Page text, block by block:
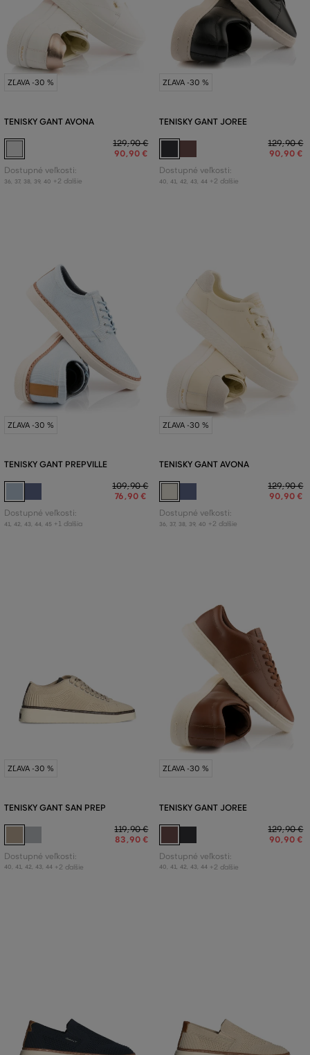
ZĽAVA -30 %
TENISKY GANT AVONA
129,90 €
90,90 €
Dostupné veľkosti:
36 37, 38 39, 40 +2 ďalšie
ZĽAVA -30 %
TENISKY GANT JOREE
129,90 €
90,90 €
Dostupné veľkosti:
40 41 42 43 44 +2 ďalšie
ZĽAVA -30 %
TENISKY GANT PREPVILLE
109,90 €
76,90 €
Dostupné veľkosti:
41 42 43 44 45 +1 ďalšia
ZĽAVA -30 %
TENISKY GANT AVONA
129,90 €
90,90 €
Dostupné veľkosti:
36 37, 38 39, 40 +2 ďalšie
ZĽAVA -30 %
TENISKY GANT SAN PREP
119,90 €
83,90 €
Dostupné veľkosti:
40 41, 42 43 44 +2 ďalšie
ZĽAVA -30 %
TENISKY GANT JOREE
129,90 €
90,90 €
Dostupné veľkosti:
40 41, 42 43 44 +2 ďalšie